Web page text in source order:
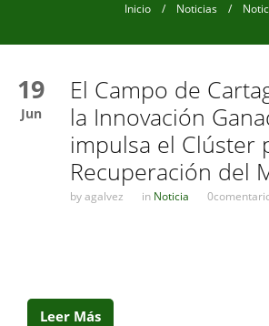
Inicio/ Noticias/
19
Jun
El Campo de
la Innovación
impulsa el Clúster
Recuperación del
byagalvez in Noticia
Leer Más